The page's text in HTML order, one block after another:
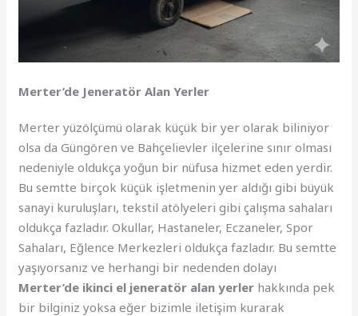
Merter’de Jeneratör Alan Yerler
Merter yüzölçümü olarak küçük bir yer olarak biliniyor
olsa da Güngören ve Bahçelievler ilçelerine sınır olması
nedeniyle oldukça yoğun bir nüfusa hizmet eden yerdir.
Bu semtte birçok küçük işletmenin yer aldığı gibi büyük
sanayi kuruluşları, tekstil atölyeleri gibi çalışma sahaları
oldukça fazladır. Okullar, Hastaneler, Eczaneler, Spor
Sahaları, Eğlence Merkezleri oldukça fazladır. Bu semtte
yaşıyorsanız ve herhangi bir nedenden dolayı
Merter’de ikinci el jeneratör alan yerler hakkında pek
bir bilginiz yoksa eğer bizimle iletişim kurarak